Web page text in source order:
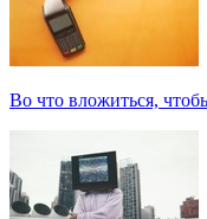
Во что вложиться,